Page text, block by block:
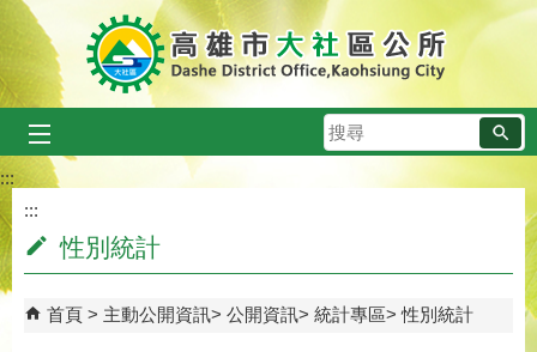
跳到主要內容區塊
搜
尋
:::
:::
性別統計
首頁 主動公開資訊 公開資訊 統計專區 性別統計